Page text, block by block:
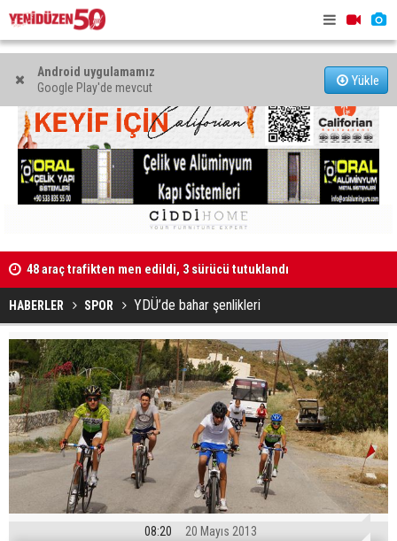
Android uygulamamız
Google Play'de mevcut
Yükle
Kaldırıma düşen scooter sürücüsü yaralandı
HABERLER SPOR YDÜ’de bahar şenlikleri
08:20 20 Mayıs 2013